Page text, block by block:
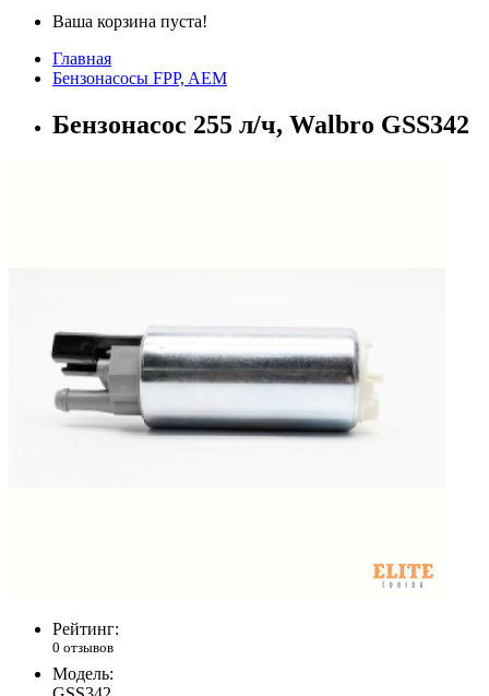
Ваша корзина пуста!
Главная
Бензонасосы FPP, AEM
Бензонасос 255 л/ч, Walbro GSS342
Рейтинг:
0 отзывов
Модель: